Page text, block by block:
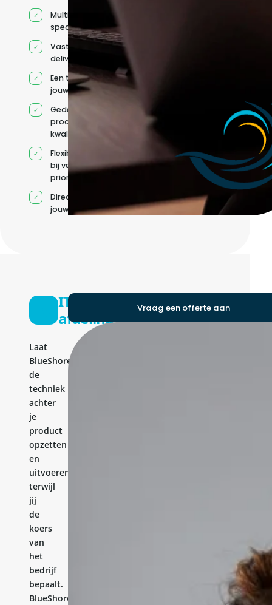
Multidisciplinaire
specialisten
Vaste
deliverycoördinatie
Een team rond
jouw roadmap
Gedeelde
processen en
kwaliteitsnormen
Flexibele capaciteit
bij veranderende
prioriteiten
Direct contact met
jouw team
IT-
afdeling
Laat
BlueShores
de
techniek
achter
je
product
opzetten
en
uitvoeren,
terwijl
jij
de
koers
van
het
bedrijf
bepaalt.
BlueShores
Vraag een offerte aan